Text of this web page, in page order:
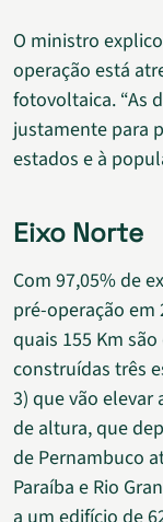
O ministro
operação está
fotovoltaica. “As
justamente para
estados e à
Eixo Norte
Com 97,05% de
pré-operação em
quais 155 Km
construídas três
3) que vão elevar
de altura, que
de Pernambuco
Paraíba e Rio